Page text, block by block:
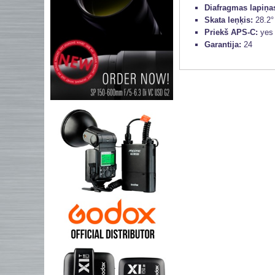
Diafragmas
Skata leņķis: 28.2°
Priekš APS-C: yes
Garantija: 24